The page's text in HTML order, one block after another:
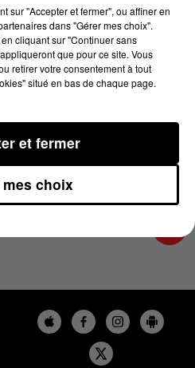
DU 19/02/2025 À
sur "Accepter et fermer", ou affiner en
dans "Gérer mes choix".
cliquant sur "Continuer sans
que pour ce site. Vous
retirer votre consentement à tout
situé en bas de chaque page.
choix
et fermer